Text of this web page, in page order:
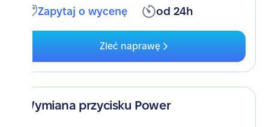
Zapytaj o wycenę od 24h
Zleć naprawę
Wymiana przycisku Power